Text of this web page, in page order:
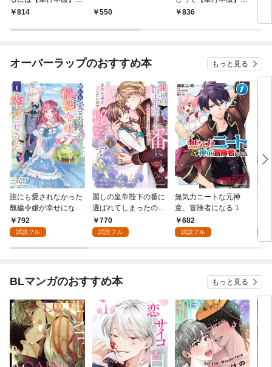
【電子限定描き下ろし
814 550
【電子限定描き下ろし
836
オーバーラップのおすすめ本 もっと見る
誰にも愛されなかった
醜穢令嬢が幸せになる
まで 1
792
試読フル
麗しの皇帝陛下の番に
選ばれてしまったので
すが、まだ仕事がした
いので秘密です！ 1
770
試読フル
無気力ニートな元神
童、冒険者になる 1
682
試読フル
8歳
BLマンガのおすすめ本 もっと見る